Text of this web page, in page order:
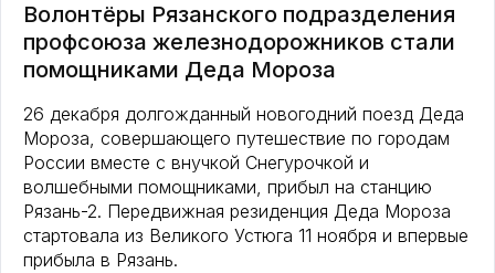
Волонтёры Рязанского подразделения
профсоюза железнодорожников стали
помощниками Деда Мороза
26 декабря долгожданный новогодний поезд Деда
Мороза, совершающего путешествие по городам
России вместе с внучкой Снегурочкой и
волшебными помощниками, прибыл на станцию
Рязань-2. Передвижная резиденция Деда Мороза
стартовала из Великого Устюга 11 ноября и впервые
прибыла в Рязань.